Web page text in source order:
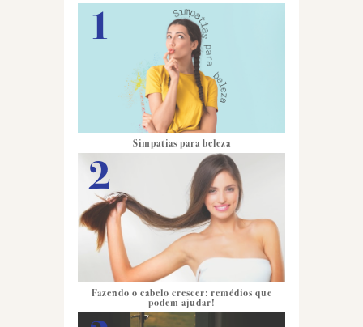
Simpatias para beleza
Fazendo o cabelo crescer: remédios que
podem ajudar!